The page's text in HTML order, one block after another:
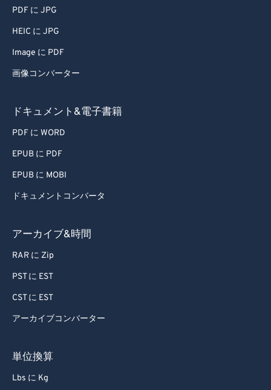
PDF に JPG
HEIC に JPG
Image に PDF
画像コンバーター
ドキュメント&電子書籍
PDF に WORD
EPUB に PDF
EPUB に MOBI
ドキュメントコンバータ
アーカイブ&時間
RAR に Zip
PST に EST
CST に EST
アーカイブコンバーター
単位換算
Lbs に Kg